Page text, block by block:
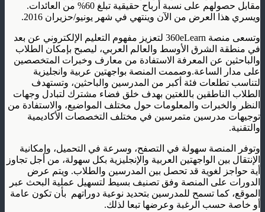
مقابل حصولهم على نسبة أرباح حقيقية تبلغ 60% من العائدات.
ويسري هذا العرض من الآن وينتهي في شهر يونيو/حزيران 2016.
وتسعى منصة 360eLearn لتعزيز مفهوم التعليم الإلكتروني عن بعد
في منطقة الشرق الأوسط والعالم العربي، ليصبح بإمكان الطلاب
والباحثين عن المعرفة الاستفادة من معارف وخبرات المتخصصين
على مدار الساعة.وصممت المنصة بواجهتين عربية وانجليزية
لتناسب تطلعات فئة أكبر من المدرسين والباحثين، وتستهدف
الطلاب الناطقين باللغتين بهدف خلق فضاء مشترك لتبادل وجهات
النظر والخبرات والمعلومات حول مختلف المواضيع، والاستفادة من
توجيهات مدرسين متمرسين في مختلف التخصصات الأكاديمية
والتقنية.
وتوفر المنصة سهولة في التصفح، وسرعة في التحميل، وإمكانية
الإنتقال بين الواجهتين العربية والإنجليزية بكل سهولة، من أجل تجاوز
أية حواجز لغوية قد تحصل بين المدرسين والطلاب. ويتم عرض
الدورات على المنصة وفق تصنيف بسيط لتسهيل عملية البحث عبر
الموقع، كما تسمح للمدرسين بتحديد نوعية دوراتهم
بأن تكون عامة
أو خاصة حسب الرغبة وعرضها تبعا لذلك.